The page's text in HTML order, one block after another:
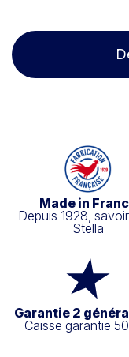
Made in
Depuis 1928,
Stella
Garantie 2
Caisse garantie